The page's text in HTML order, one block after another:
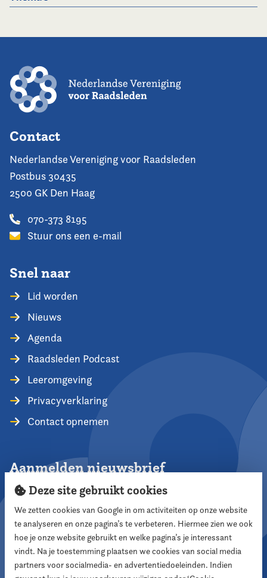
Contact
Nederlandse Vereniging voor Raadsleden
Postbus 30435
2500 GK Den Haag
070-373 8195
Stuur ons een e-mail
Snel naar
Lid worden
Nieuws
Agenda
Raadsleden Podcast
Leeromgeving
Privacyverklaring
Contact opnemen
Aanmelden nieuwsbrief
Aanmelden
Volg ons
Deze site gebruikt cookies
We zetten cookies van Google in om activiteiten op onze website
te analyseren en onze pagina’s te verbeteren. Hiermee zien we ook
hoe je onze website gebruikt en welke pagina’s je interessant
vindt. Na je toestemming plaatsen we cookies van social media
partners voor socialmedia- en advertentiedoeleinden. Indien